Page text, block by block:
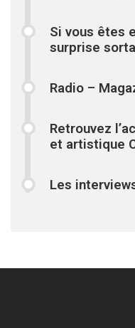
Si vous êtes
surprise
Radio –
Retrouvez
et artistique
Les